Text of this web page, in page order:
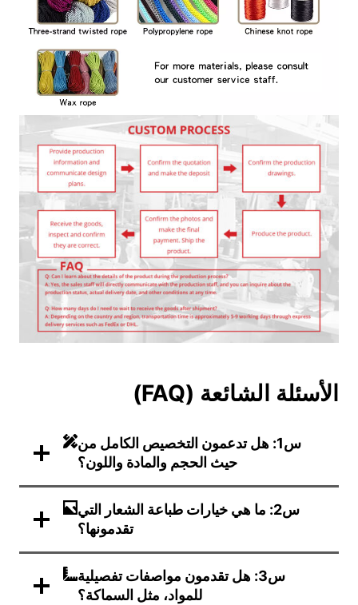
الأسئلة الشائعة (FAQ)
س1: هل تدعمون التخصيص الكامل من
حيث الحجم والمادة واللون؟
س2: ما هي خيارات طباعة الشعار التي
تقدمونها؟
س3: هل تقدمون مواصفات تفصيلية
للمواد، مثل السماكة؟